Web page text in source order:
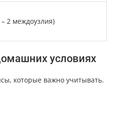
2 междоузлия)
условиях
которые важно учитывать.